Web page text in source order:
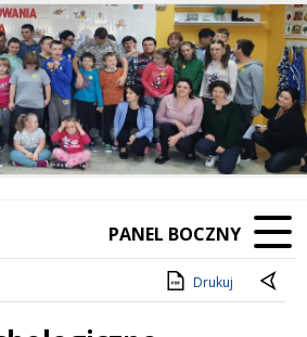
Element
PANEL BOCZNY
Drukuj